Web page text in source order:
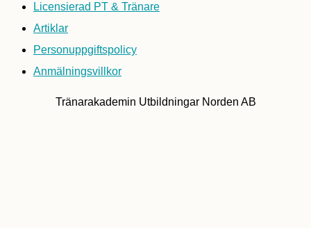
Licensierad PT & Tränare
Artiklar
Personuppgiftspolicy
Anmälningsvillkor
Tränarakademin Utbildningar Norden AB